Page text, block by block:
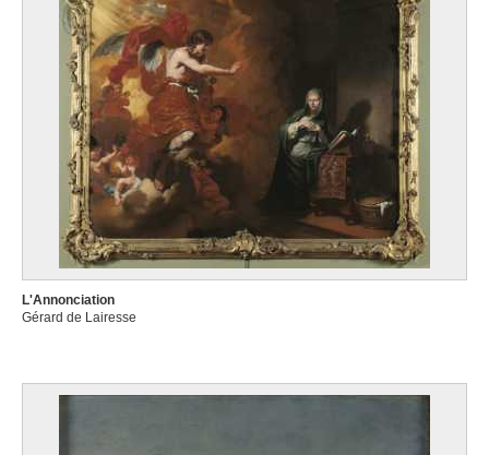
L'Annonciation
Gérard de Lairesse